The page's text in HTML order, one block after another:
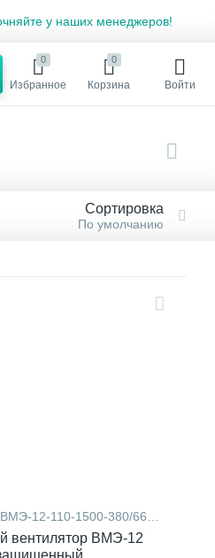
у наших менеджеров!
0
Избранное
0
Корзина Войти
Сортировка
По умолчанию
ВМЭ-12-110-1500-380/660-В
вентилятор ВМЭ-12